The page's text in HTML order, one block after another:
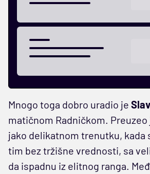
Mnogo toga dobro uradio je
matičnom Radničkom.
jako delikatnom trenutku, kada
tim bez tržišne vrednosti, sa
da ispadnu iz elitnog ranga.